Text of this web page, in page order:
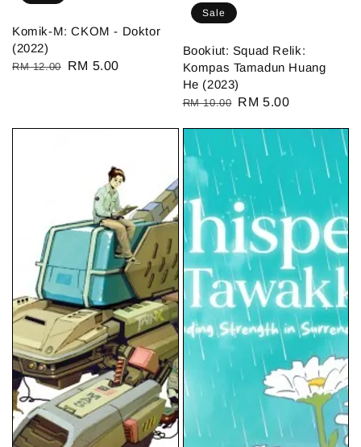
Komik-M: CKOM - Doktor
(2022)
Regular
RM 12.00
Sale
RM 5.00
Sale
Bookiut: Squad Relik:
Kompas Tamadun Huang
He (2023)
Regular
RM 10.00 Sale
RM 5.00